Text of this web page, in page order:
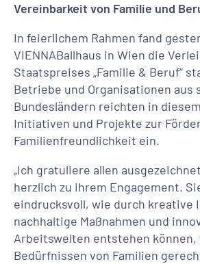
Vereinbarkeit von Familie und
In feierlichem Rahmen fand
VIENNABallhaus in Wien die
Staatspreises „Familie & Beruf“
Betriebe und Organisationen aus
Bundesländern reichten in
Initiativen und Projekte zur
Familienfreundlichkeit ein.
„Ich gratuliere allen
herzlich zu ihrem Engagement.
eindrucksvoll, wie durch kreative
nachhaltige Maßnahmen und
Arbeitswelten entstehen können,
Bedürfnissen von Familien